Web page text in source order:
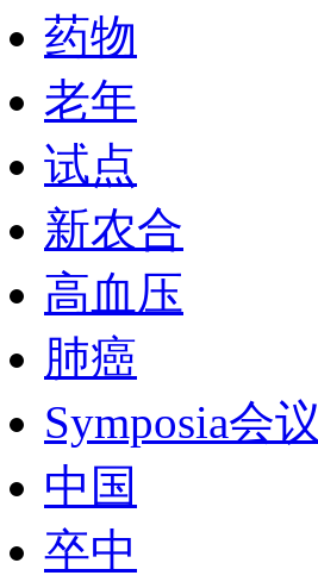
药物
老年
试点
新农合
高血压
肺癌
Symposia会议
中国
卒中